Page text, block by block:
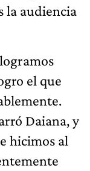
la audiencia
el que
Daiana, y
hicimos al